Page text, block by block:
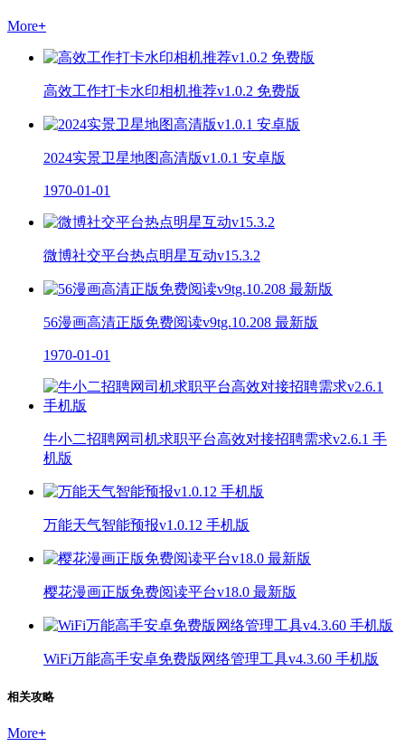
More+
高效工作打卡水印相机推荐v1.0.2 免费版
2024实景卫星地图高清版v1.0.1 安卓版
1970-01-01
微博社交平台热点明星互动v15.3.2
56漫画高清正版免费阅读v9tg.10.208 最新版
1970-01-01
牛小二招聘网司机求职平台高效对接招聘需求v2.6.1 手
机版
万能天气智能预报v1.0.12 手机版
樱花漫画正版免费阅读平台v18.0 最新版
WiFi万能高手安卓免费版网络管理工具v4.3.60 手机版
相关攻略
More+